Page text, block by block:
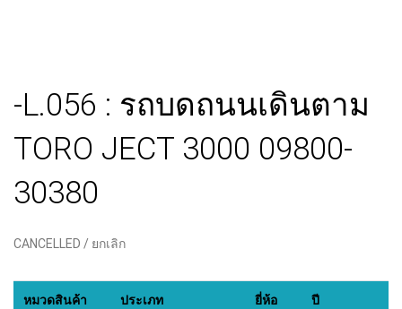
-L.056 : รถบดถนนเดินตาม
TORO JECT 3000 09800-
30380
CANCELLED / ยกเลิก
หมวดสินค้า ประเภท ยี่ห้อ ปี